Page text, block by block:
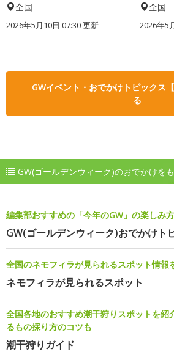
全国
2026年5月10日 07:30 更新
全国
2026年5
GWイベント・おでかけトピックス
る
GW(ゴールデンウィーク)のおでかけを
編集部おすすめの「今年のGW」の楽しみ
GW(ゴールデンウィーク)おでかけト
全国のネモフィラが見られるスポット情報
ネモフィラが見られるスポット
全国各地のおすすめ潮干狩りスポットを紹
るもの採り方のコツも
潮干狩りガイド